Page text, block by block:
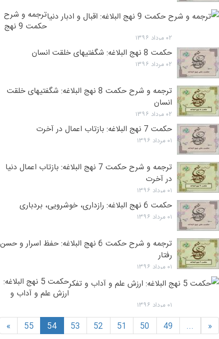
نیکو با
مردم
ترجمه و شرح
حکمت 9 نهج
ادبار دنیا
۰۲ مرداد ۱۳۹۶
حکمت 8 نهج البلاغه: شگفتیهای خلقت انسان
۰۲ مرداد ۱۳۹۶
ترجمه و شرح حکمت 8 نهج البلاغه: شگفتیهای خلقت
انسان
۰۲ مرداد ۱۳۹۶
حکمت 7 نهج البلاغه: بازتاب اعمال در آخرت
۰۱ مرداد ۱۳۹۶
ترجمه و شرح حکمت 7 نهج البلاغه: بازتاب اعمال دنیا
در آخرت
۰۱ مرداد ۱۳۹۶
حکمت 6 نهج البلاغه: رازدارى، خوشرويى، بردباری
۰۱ مرداد ۱۳۹۶
ترجمه و شرح حکمت 6 نهج البلاغه: حفظ اسرار و حسن
رفتار
۰۱ مرداد ۱۳۹۶
حکمت 5 نهج البلاغه:
ارزش علم و آداب و
۰۱ مرداد ۱۳۹۶
«
...
49
50
51
52
53
54
55
»